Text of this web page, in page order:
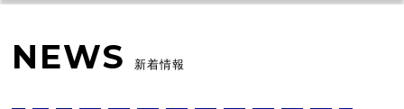
NEWS 新着情報